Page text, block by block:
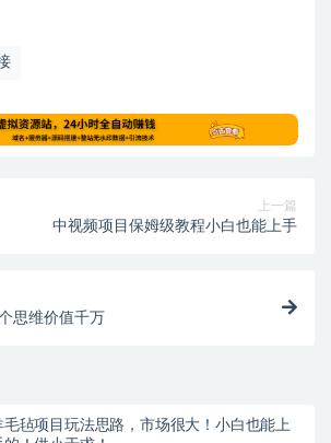
上一篇
中视频项目保姆级教程小白也能上手
思维价值千万
毛毡项目玩法思路，市场很大！小白也能上